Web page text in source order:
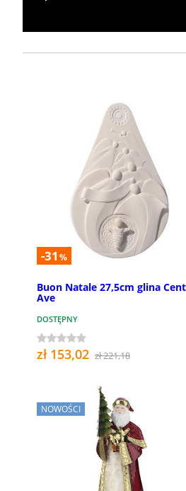
-31 %
Buon Natale 27,5cm glina
Ave
DOSTĘPNY
zł 153,02 zł 221,18
NOWOŚCI